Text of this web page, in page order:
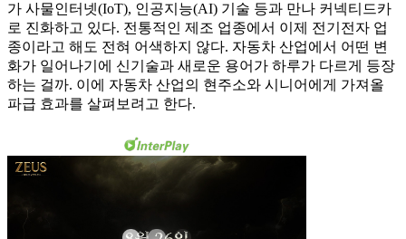
가 사물인터넷(IoT), 인공지능(AI) 기술 등과 만나 커넥티드카
로 진화하고 있다. 전통적인 제조 업종에서 이제 전기전자 업
종이라고 해도 전혀 어색하지 않다. 자동차 산업에서 어떤 변
화가 일어나기에 신기술과 새로운 용어가 하루가 다르게 등장
하는 걸까. 이에 자동차 산업의 현주소와 시니어에게 가져올
파급 효과를 살펴보려고 한다.